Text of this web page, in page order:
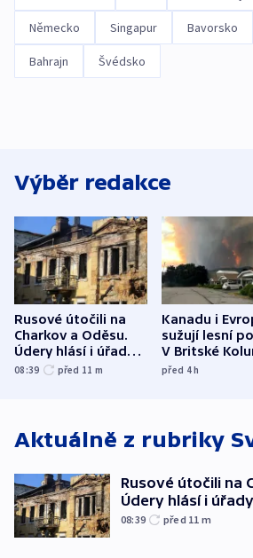
Německo Singapur Bavorsko
Bahrajn Švédsko
Výběr redakce
Rusové útočili na
Charkov a Oděsu.
Údery hlásí i úřady v
Bělgorodu
08:39 před 11 m
Kanadu i
sužují lesní
V Britské
evakuovali
před 4h
Aktuálně z rubriky
Rusové útočili na
Údery hlásí i
08:39 před 11 m